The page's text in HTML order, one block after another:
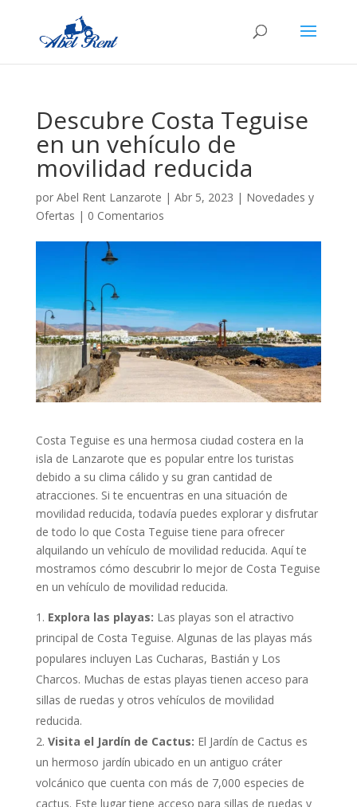
Descubre Costa Teguise
en un vehículo de
movilidad reducida
por Abel Rent Lanzarote | Abr 5, 2023 | Novedades y
Ofertas | 0 Comentarios
Costa Teguise es una hermosa ciudad costera en la
isla de Lanzarote que es popular entre los turistas
debido a su clima cálido y su gran cantidad de
atracciones. Si te encuentras en una situación de
movilidad reducida, todavía puedes explorar y disfrutar
de todo lo que Costa Teguise tiene para ofrecer
alquilando un vehículo de movilidad reducida. Aquí te
mostramos cómo descubrir lo mejor de Costa Teguise
en un vehículo de movilidad reducida.
Explora las playas: Las playas son el atractivo
principal de Costa Teguise. Algunas de las playas más
populares incluyen Las Cucharas, Bastián y Los
Charcos. Muchas de estas playas tienen acceso para
sillas de ruedas y otros vehículos de movilidad
reducida.
Visita el Jardín de Cactus: El Jardín de Cactus es
un hermoso jardín ubicado en un antiguo cráter
volcánico que cuenta con más de 7,000 especies de
cactus. Este lugar tiene acceso para sillas de ruedas y